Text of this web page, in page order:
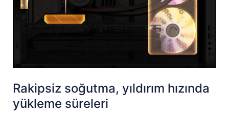
Rakipsiz soğutma, yıldırım hızında
yükleme süreleri